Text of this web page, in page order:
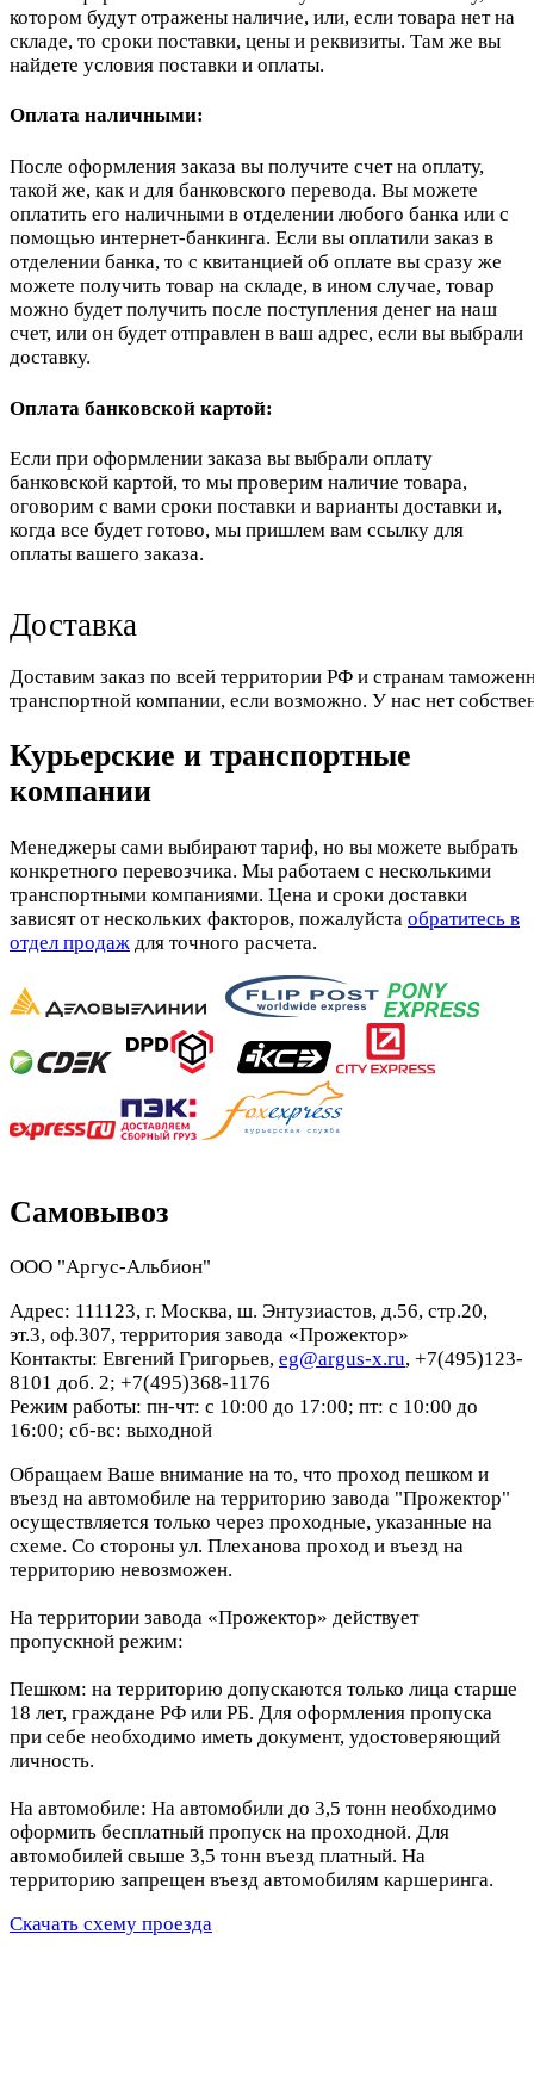
котором будут отражены наличие, или, если товара нет на
складе, то сроки поставки, цены и реквизиты. Там же вы
найдете условия поставки и оплаты.
Оплата наличными:
После оформления заказа вы получите счет на оплату,
такой же, как и для банковского перевода. Вы можете
оплатить его наличными в отделении любого банка или с
помощью интернет-банкинга. Если вы оплатили заказ в
отделении банка, то с квитанцией об оплате вы сразу же
можете получить товар на складе, в ином случае, товар
можно будет получить после поступления денег на наш
счет, или он будет отправлен в ваш адрес, если вы выбрали
доставку.
Оплата банковской картой:
Если при оформлении заказа вы выбрали оплату
банковской картой, то мы проверим наличие товара,
оговорим с вами сроки поставки и варианты доставки и,
когда все будет готово, мы пришлем вам ссылку для
оплаты вашего заказа.
Доставка
Доставим заказ по всей территории РФ и странам
транспортной компании, если возможно. У нас нет
Курьерские и транспортные
компании
Менеджеры сами выбирают тариф, но вы можете выбрать
конкретного перевозчика. Мы работаем с несколькими
транспортными компаниями. Цена и сроки доставки
зависят от нескольких факторов, пожалуйста обратитесь в
отдел продаж для точного расчета.
Самовывоз
ООО "Аргус-Альбион"
Адрес: 111123, г. Москва, ш. Энтузиастов, д.56, стр.20,
эт.3, оф.307, территория завода «Прожектор»
Контакты: Евгений Григорьев, eg@argus-x.ru, +7(495)123-
8101 доб. 2; +7(495)368-1176
Режим работы: пн-чт: с 10:00 до 17:00; пт: с 10:00 до
16:00; сб-вс: выходной
Обращаем Ваше внимание на то, что проход пешком и
въезд на автомобиле на территорию завода "Прожектор"
осуществляется только через проходные, указанные на
схеме. Со стороны ул. Плеханова проход и въезд на
территорию невозможен.
На территории завода «Прожектор» действует
пропускной режим:
Пешком: на территорию допускаются только лица старше
18 лет, граждане РФ или РБ. Для оформления пропуска
при себе необходимо иметь документ, удостоверяющий
личность.
На автомобиле: На автомобили до 3,5 тонн необходимо
оформить бесплатный пропуск на проходной. Для
автомобилей свыше 3,5 тонн въезд платный. На
территорию запрещен въезд автомобилям каршеринга.
Скачать схему проезда